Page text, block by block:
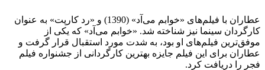
عطاران با فیلم‌های «خوابم می‌آد» (1390) و «رد کارپت» به عنوان
کارگردان سینما نیز شناخته شد. «خوابم می‌آد» که یکی از
موفق‌ترین فیلم‌های او بود، به شدت مورد استقبال قرار گرفت و
عطاران برای این فیلم جایزه بهترین کارگردانی از جشنواره فیلم
فجر را دریافت کرد.